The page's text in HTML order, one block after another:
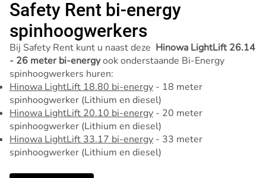
Safety Rent bi-energy
spinhoogwerkers
Bij Safety Rent kunt u naast deze Hinowa LightLift 26.14
- 26 meter bi-energyook onderstaande Bi-Energy
spinhoogwerkers huren:
Hinowa LightLift 18.80 bi-energy - 18 meter
spinhoogwerker (Lithium en diesel)
Hinowa LightLift 20.10 bi-energy - 20 meter
spinhoogwerker (Lithium en diesel)
Hinowa LightLift 33.17 bi-energy - 33 meter
spinhoogwerker (Lithium en diesel)